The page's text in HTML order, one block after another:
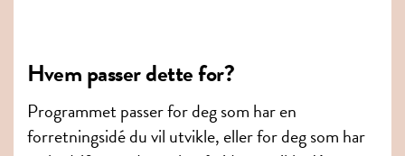
Hvem passer dette for?
Programmet passer for deg som har en
forretningsidé du vil utvikle, eller for deg som har